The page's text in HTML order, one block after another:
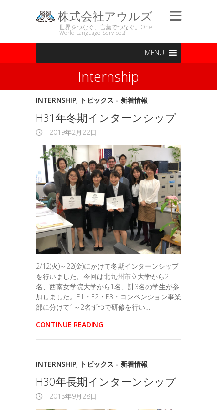
株式会社アウルズ
世界をつなぐ、言葉でつなぐ。One
World Language Services!
MENU
Internship
INTERNSHIP, トピックス - 新着情報
H31年冬期インターンシップ
2019年2月22日
2/12(火)～22(金)にかけて冬期インターンシップ
を行いました。今回は北九州市立大学から2
名、西南女学院大学から1名、計3名の学生が参
加しました。E1・E2・E3・コンベンション事業
部に分けて1～2名ずつで研修を行い…
CONTINUE READING
INTERNSHIP, トピックス - 新着情報
H30年長期インターンシップ
2018年9月28日